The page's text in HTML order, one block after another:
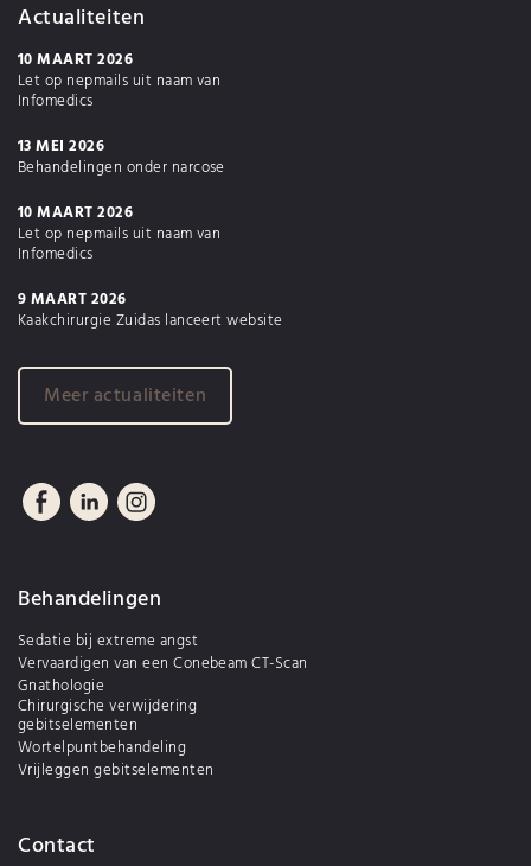
Actualiteiten
10 MAART 2026
Let op nepmails uit naam van
Infomedics
13 MEI 2026
Behandelingen onder narcose
10 MAART 2026
Let op nepmails uit naam van
Infomedics
9 MAART 2026
Kaakchirurgie Zuidas lanceert website
Meer actualiteiten
Behandelingen
Sedatie bij extreme angst
Vervaardigen van een Conebeam CT-Scan
Gnathologie
Chirurgische verwijdering
gebitselementen
Wortelpuntbehandeling
Vrijleggen gebitselementen
Contact